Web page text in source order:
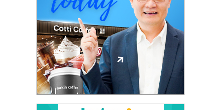
ลงทุน
และ
ขยาย